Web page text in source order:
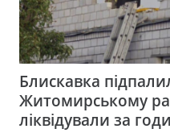
Блискавка
Житомирському
ліквідували за